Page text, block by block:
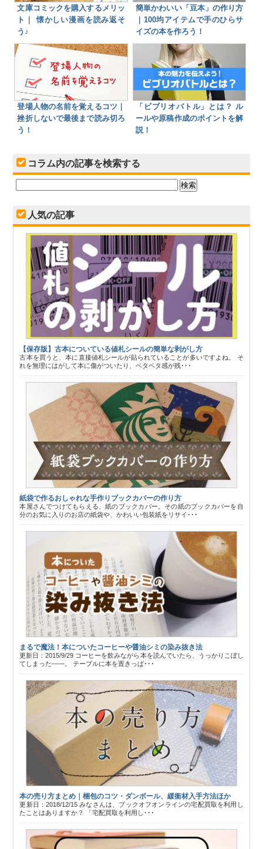
文庫コミックを購入するメリッ
ト｜ 懐かしい漫画を読み返そ
う♪
簡単かわいい「豆本」の作り方
｜100均アイテムで手のひらサ
イズの本を作ろう！
登場人物の名前を覚えるコツ｜
挫折しないで最後まで読み切ろ
う！
「ビブリオバトル」とは？ ル
ールや原稿作成のポイントを解
説！
コラム内の記事を検索する
人気の記事
【保存版】古本についている値札シールの簡単な剥がし方
古本を買うと、本に直接値札シールが貼られていることが多いですよね。 そ
れを無理にはがして本に傷がついたり、ベタベタ感が残･･･
紙袋で作るおしゃれな手作りブックカバーの作り方
本屋さんでつけてもらえる、紙のブックカバー。その紙のブックカバーを自
分のお気に入りのお店の紙袋や、かわいい包装紙をリサイ･･･
まるで魔法！本についたコーヒーや醤油シミの染み抜き法
更新日：2015/9/29 コーヒーを飲みながら本を読んでいたら、うっかりこぼし
てしまった――。 テーブルに本を置きっぱ･･･
本の売り方まとめ｜梱包のコツ・ダンボール、緩衝材入手方法ほか
更新日：2018/12/15 みなさんは、ブックオフオンラインの宅配買取を利用し
たことはありますか？ 「宅配買取を利用し･･･